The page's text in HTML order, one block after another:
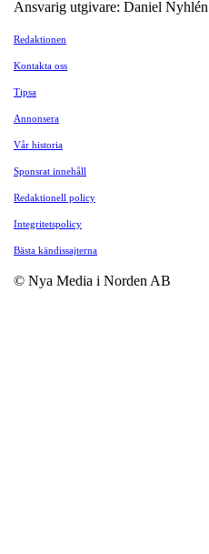
Ansvarig utgivare: Daniel Nyhlén
Redaktionen
Kontakta oss
Tipsa
Annonsera
Vår historia
Sponsrat innehåll
Redaktionell policy
Integritetspolicy
Bästa kändissajterna
© Nya Media i Norden AB